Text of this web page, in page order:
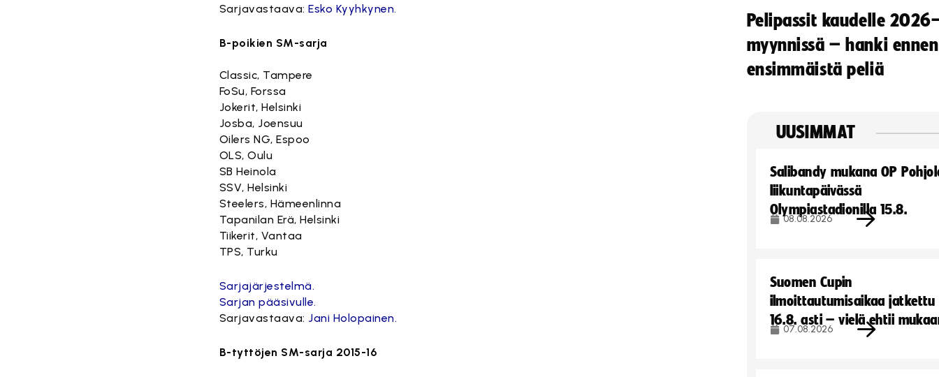
Sarjavastaava:Esko Kyyhkynen.
B-poikien SM-sarja
Classic, Tampere
FoSu, Forssa
Jokerit, Helsinki
Josba, Joensuu
Oilers NG, Espoo
OLS, Oulu
SB Heinola
SSV, Helsinki
Steelers, Hämeenlinna
Tapanilan Erä, Helsinki
Tiikerit, Vantaa
TPS, Turku
Sarjajärjestelmä.
Sarjan pääsivulle.
Sarjavastaava: Jani Holopainen.
B-tyttöjen SM-sarja 2015-16
Pelipassit kaudelle
myynnissä – hanki ennen
ensimmäistä peliä
UUSIMMAT
Salibandy mukana OP
liikuntapäivässä
Olympiastadionilla 15.8.
08.08.2026
Suomen Cupin
ilmoittautumisaikaa jatkettu
16.8. asti – vielä ehtii
07.08.2026